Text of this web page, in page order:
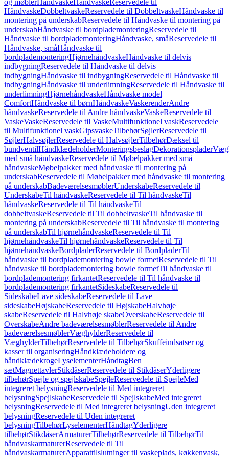
og møblerHåndvaskeHåndvaskeReservedele til
HåndvaskeDobbeltvaskeReservedele til DobbeltvaskeHåndvaske til
montering på underskabReservedele til Håndvaske til montering på
underskabHåndvaske til bordplademonteringReservedele til
Håndvaske til bordplademonteringHåndvaske, småReservedele til
Håndvaske, småHåndvaske til
bordplademonteringHjørnehåndvaskeHåndvaske til delvis
indbygningReservedele til Håndvaske til delvis
indbygningHåndvaske til indbygningReservedele til Håndvaske til
indbygningHåndvaske til underlimningReservedele til Håndvaske til
underlimningHjørnehåndvaskeHåndvaske model
ComfortHåndvaske til børnHåndvaskeVaskerenderAndre
håndvaskeReservedele til Andre håndvaskeVaskeReservedele til
VaskeVaskeReservedele til VaskeMultifunktionel vaskReservedele
til Multifunktionel vaskGipsvaskeTilbehørSøjlerReservedele til
SøjlerHalvsøjlerReservedele til HalvsøjlerTilbehørDæksel til
bundventilHåndklædeholderMonteringsbeslagDekorationsplader
med små håndvaskeReservedele til Møbelpakker med små
håndvaskeMøbelpakker med håndvaske til montering på
underskabReservedele til Møbelpakker med håndvaske til montering
på underskabBadeværelsesmøblerUnderskabeReservedele til
UnderskabeTil håndvaskeReservedele til Til håndvaskeTil
håndvaskeReservedele til Til håndvaskeTil
dobbeltvaskeReservedele til Til dobbeltvaskeTil håndvaske til
montering på underskabReservedele til Til håndvaske til montering
på underskabTil hjørnehåndvaskeReservedele til Til
hjørnehåndvaskeTil hjørnehåndvaskeReservedele til Til
hjørnehåndvaskeBordpladerReservedele til BordpladerTil
håndvaske til bordplademontering bowle formetReservedele til Til
håndvaske til bordplademontering bowle formetTil håndvaske til
bordplademontering firkantetReservedele til Til håndvaske til
bordplademontering firkantetSideskabeReservedele til
SideskabeLave sideskabeReservedele til Lave
sideskabeHøjskabeReservedele til HøjskabeHalvhøje
skabeReservedele til Halvhøje skabeOverskabeReservedele til
OverskabeAndre badeværelsesmøblerReservedele til Andre
badeværelsesmøblerVæghylderReservedele til
VæghylderTilbehørReservedele til TilbehørSkuffeindsatser og
kasser til organiseringHåndklædeholdere og
håndklædekrogeLyselementerHåndtagBen
sætMagnettavlerStikdåserReservedele til StikdåserYderligere
tilbehørSpejle og spejlskabeSpejleReservedele til SpejleMed
integreret belysningReservedele til Med integreret
belysningSpejlskabeReservedele til SpejlskabeMed integreret
belysningReservedele til Med integreret belysningUden integreret
belysningReservedele til Uden integreret
belysningTilbehørLyselementerHåndtagYderligere
tilbehørStikdåserArmaturerTilbehørReservedele til TilbehørTil
håndvaskarmaturerReservedele til Til
håndvaskarmaturerApparattilslutninger til vaskeplads, køkkenvask,